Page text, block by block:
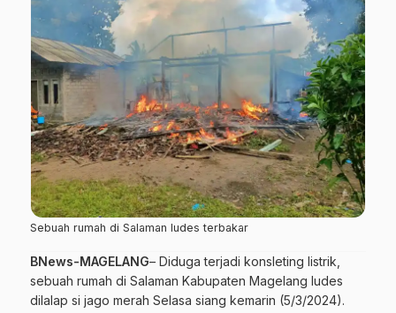
Sebuah rumah di Salaman ludes terbakar
BNews-MAGELANG– Diduga terjadi konsleting listrik,
sebuah rumah di Salaman Kabupaten Magelang ludes
dilalap si jago merah Selasa siang kemarin (5/3/2024).